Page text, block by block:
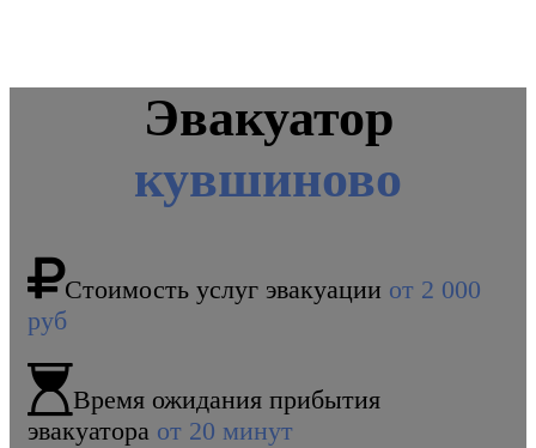
Эвакуатор
кувшиново
Стоимость услуг эвакуации от 2 000
руб
Время ожидания прибытия
эвакуатора от 20 минут